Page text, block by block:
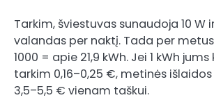
Tarkim, šviestuvas sunaudoja 10 W
valandas per naktį. Tada per
1000 = apie 21,9 kWh. Jei 1 kWh
tarkim 0,16–0,25 €, metinės
3,5–5,5 € vienam taškui.